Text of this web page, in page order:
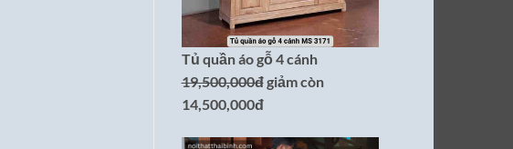
Tủ quần áo gỗ 4 cánh
19,500,000đgiảm còn
14,500,000đ